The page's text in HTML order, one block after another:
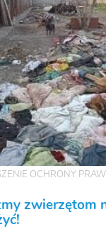
OCHRONY
zwierzętom